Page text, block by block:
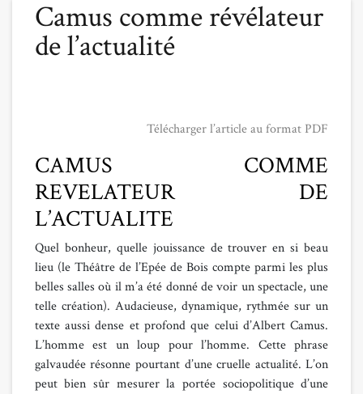
Camus comme révélateur
de l’actualité
Télécharger l’article au format PDF
CAMUS COMME
REVELATEUR DE
L’ACTUALITE
Quel bonheur, quelle jouissance de trouver en si beau
lieu (le Théâtre de l’Epée de Bois compte parmi les plus
belles salles où il m’a été donné de voir un spectacle, une
telle création). Audacieuse, dynamique, rythmée sur un
texte aussi dense et profond que celui d’Albert Camus.
L’homme est un loup pour l’homme. Cette phrase
galvaudée résonne pourtant d’une cruelle actualité. L’on
peut bien sûr mesurer la portée sociopolitique d’une